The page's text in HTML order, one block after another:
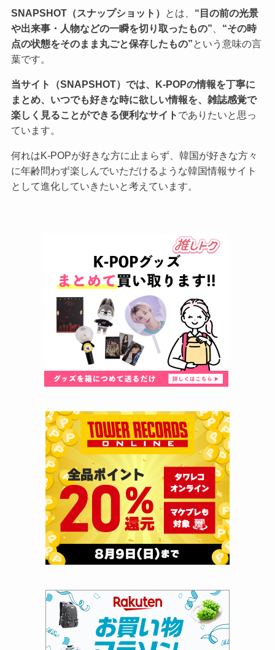
SNAPSHOT（スナップショット） とは、 “目の前の光景
や出来事・人物などの一瞬を切り取ったもの”
“その時
点の状態をそのまま丸ごと保存したもの” という意味の言
葉です。
当サイト（SNAPSHOT）では、K-POPの情報を丁寧に
まとめ、いつでも好きな時に欲しい情報を、雑誌感覚で
楽しく見ることができる便利なサイト でありたいと思っ
ています。
何れはK-POPが好きな方に止まらず、韓国が好きな方々
に年齢問わず楽しんでいただけるような韓国情報サイト
として進化していきたいと考えています。